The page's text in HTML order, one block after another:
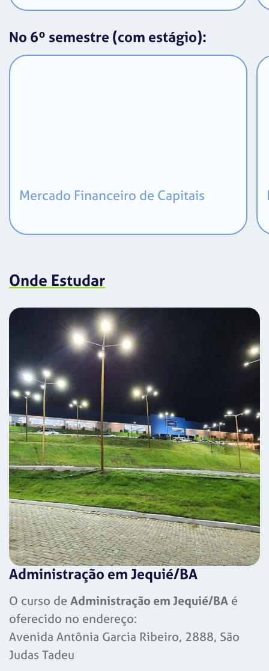
No 6º semestre (com estágio):
Mercado Financeiro de Capitais
Onde Estudar
Administração em Jequié/BA
O curso de Administração em Jequié/BA é
oferecido no endereço:
Avenida Antônia Garcia Ribeiro, 2888, São
Judas Tadeu